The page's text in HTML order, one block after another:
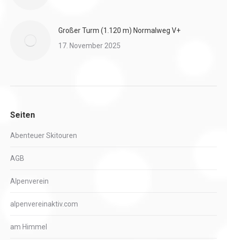
Großer Turm (1.120 m) Normalweg V+
17. November 2025
Seiten
Abenteuer Skitouren
AGB
Alpenverein
alpenvereinaktiv.com
am Himmel